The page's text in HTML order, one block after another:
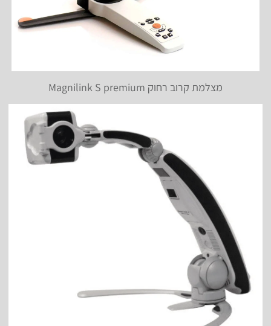
מצלמת קרוב רחוק Magnilink S premium